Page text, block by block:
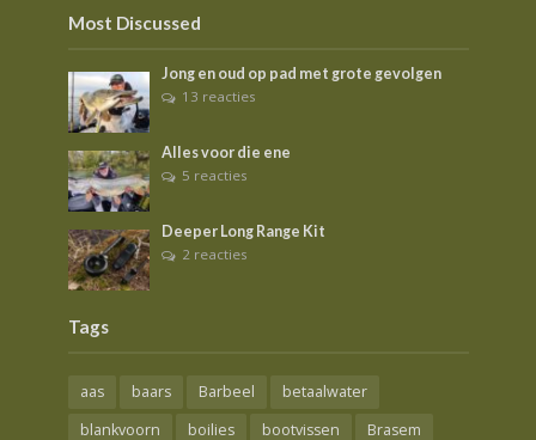
Most Discussed
Jong en oud op pad met grote gevolgen
13 reacties
Alles voor die ene
5 reacties
Deeper Long Range Kit
2 reacties
Tags
aas baars Barbeel
betaalwater
blankvoorn
boilies bootvissen
Brasem